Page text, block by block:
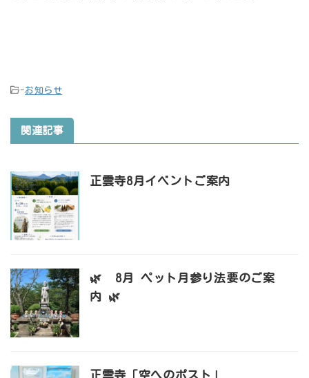
-お知らせ
関連記事
正雲寺8月イベントご案内
🌿 8月 ペット月参り法要のご案
内 🌿
正雲寺「空へのポスト」